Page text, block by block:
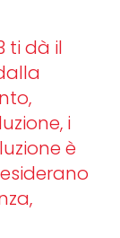
ti dà il
i
è